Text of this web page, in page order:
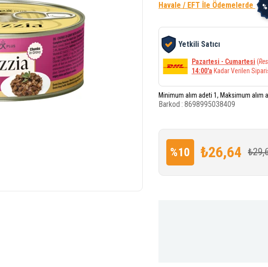
Havale / EFT İle Ödemelerde
Yetkili Satıcı
Pazartesi - Cumartesi (
14:00'a Kadar Verilen
Minimum alım adeti 1, Maksimum alım
Barkod : 8698995038409
%10
İndirim
₺26,64